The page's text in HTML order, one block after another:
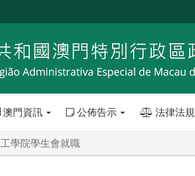
澳門資訊 公佈告示 法律法規
學院學生會就職